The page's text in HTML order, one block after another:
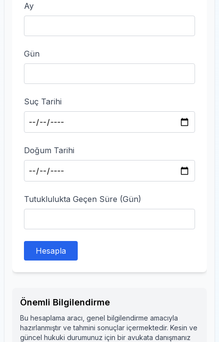
Ay
Gün
Suç Tarihi
Doğum Tarihi
Tutuklulukta Geçen Süre (Gün)
Hesapla
Önemli Bilgilendirme
Bu hesaplama aracı, genel bilgilendirme amacıyla
hazırlanmıştır ve tahmini sonuçlar içermektedir. Kesin ve
güncel hukuki durumunuz için bir avukata danışmanız